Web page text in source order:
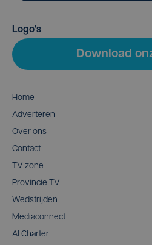
Logo's
Download
Home
Adverteren
Over ons
Contact
TV zone
Provincie TV
Wedstrijden
Mediaconnect
AI Charter